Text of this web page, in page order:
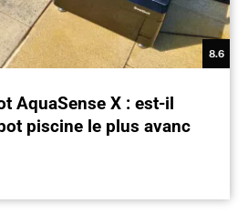
8.6
AquaSense X : est-il
piscine le plus avancé